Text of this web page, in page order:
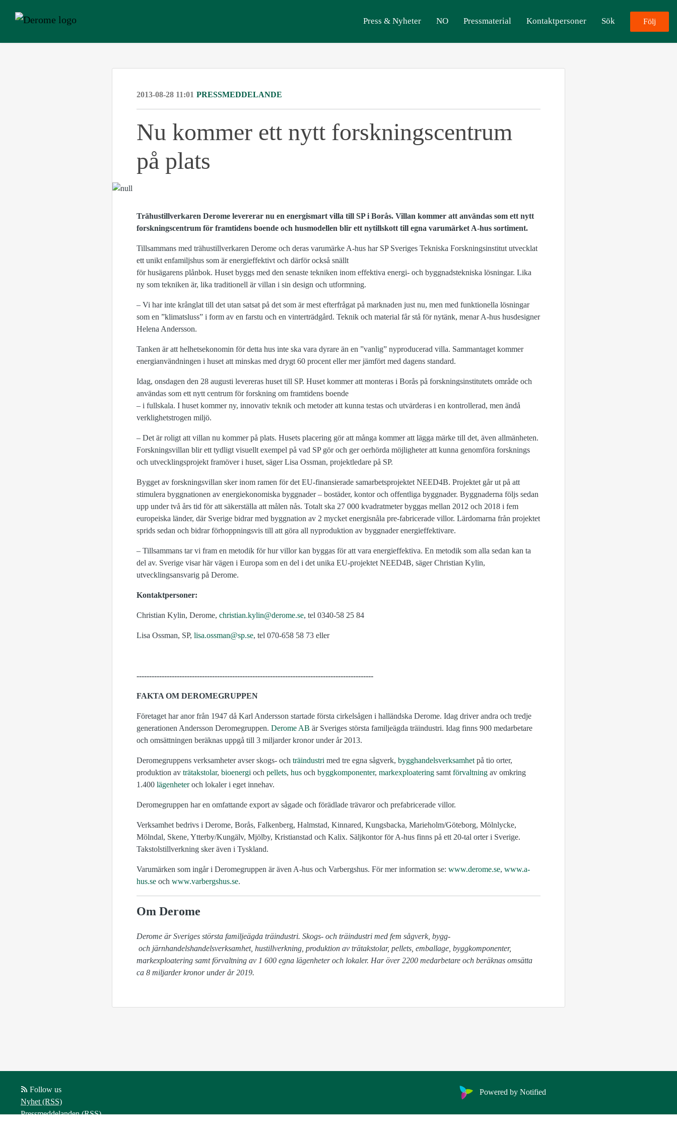
Press & Nyheter NO Pressmaterial Kontaktpersoner Sök Följ
2013-08-28 11:01 PRESSMEDDELANDE
Nu kommer ett nytt forskningscentrum
på plats
Trähustillverkaren Derome levererar nu en energismart villa till SP i Borås. Villan kommer att användas som ett nytt
forskningscentrum för framtidens boende och husmodellen blir ett nytillskott till egna varumärket A-hus sortiment.
Tillsammans med trähustillverkaren Derome och deras varumärke A-hus har SP Sveriges Tekniska Forskningsinstitut utvecklat
ett unikt enfamiljshus som är energieffektivt och därför också snällt
för husägarens plånbok. Huset byggs med den senaste tekniken inom effektiva energi- och byggnadstekniska lösningar. Lika
ny som tekniken är, lika traditionell är villan i sin design och utformning.
– Vi har inte krånglat till det utan satsat på det som är mest efterfrågat på marknaden just nu, men med funktionella lösningar
som en ”klimatsluss” i form av en farstu och en vinterträdgård. Teknik och material får stå för nytänk, menar A-hus husdesigner
Helena Andersson.
Tanken är att helhetsekonomin för detta hus inte ska vara dyrare än en ”vanlig” nyproducerad villa. Sammantaget kommer
energianvändningen i huset att minskas med drygt 60 procent eller mer jämfört med dagens standard.
Idag, onsdagen den 28 augusti levereras huset till SP. Huset kommer att monteras i Borås på forskningsinstitutets område och
användas som ett nytt centrum för forskning om framtidens boende
– i fullskala. I huset kommer ny, innovativ teknik och metoder att kunna testas och utvärderas i en kontrollerad, men ändå
verklighetstrogen miljö.
– Det är roligt att villan nu kommer på plats. Husets placering gör att många kommer att lägga märke till det, även allmänheten.
Forskningsvillan blir ett tydligt visuellt exempel på vad SP gör och ger oerhörda möjligheter att kunna genomföra forsknings
och utvecklingsprojekt framöver i huset, säger Lisa Ossman, projektledare på SP.
Bygget av forskningsvillan sker inom ramen för det EU-finansierade samarbetsprojektet NEED4B. Projektet går ut på att
stimulera byggnationen av energiekonomiska byggnader – bostäder, kontor och offentliga byggnader. Byggnaderna följs sedan
upp under två års tid för att säkerställa att målen nås. Totalt ska 27 000 kvadratmeter byggas mellan 2012 och 2018 i fem
europeiska länder, där Sverige bidrar med byggnation av 2 mycket energisnåla pre-fabricerade villor. Lärdomarna från projektet
sprids sedan och bidrar förhoppningsvis till att göra all nyproduktion av byggnader energieffektivare.
– Tillsammans tar vi fram en metodik för hur villor kan byggas för att vara energieffektiva. En metodik som alla sedan kan ta
del av. Sverige visar här vägen i Europa som en del i det unika EU-projektet NEED4B, säger Christian Kylin,
utvecklingsansvarig på Derome.
Kontaktpersoner:
Christian Kylin, Derome, christian.kylin@derome.se, tel 0340-58 25 84
Lisa Ossman, SP, lisa.ossman@sp.se, tel 070-658 58 73 eller
----------------------------------------------------------------------------------------------
FAKTA OM DEROMEGRUPPEN
Företaget har anor från 1947 då Karl Andersson startade första cirkelsågen i halländska Derome. Idag driver andra och tredje
generationen Andersson Deromegruppen. Derome AB är Sveriges största familjeägda träindustri. Idag finns 900 medarbetare
och omsättningen beräknas uppgå till 3 miljarder kronor under år 2013.
Deromegruppens verksamheter avser skogs- och träindustri med tre egna sågverk, bygghandelsverksamhet på tio orter,
produktion av trätakstolar, bioenergi och pellets, hus och byggkomponenter, markexploatering samt förvaltning av omkring
1.400 lägenheteroch lokaler i eget innehav.
Deromegruppen har en omfattande export av sågade och förädlade trävaror och prefabricerade villor.
Verksamhet bedrivs i Derome, Borås, Falkenberg, Halmstad, Kinnared, Kungsbacka, Marieholm/Göteborg, Mölnlycke,
Mölndal, Skene, Ytterby/Kungälv, Mjölby, Kristianstad och Kalix. Säljkontor för A-hus finns på ett 20-tal orter i Sverige.
Takstolstillverkning sker även i Tyskland.
Varumärken som ingår i Deromegruppen är även A-hus och Varbergshus. För mer information se: www.derome.se, www.a-
hus.se och www.varbergshus.se.
Om Derome
Derome är Sveriges största familjeägda träindustri. Skogs- och träindustri med fem sågverk, bygg-
markexploatering samt förvaltning av 1 600 egna lägenheter och lokaler. Har över 2200 medarbetare och beräknas omsätta
ca 8 miljarder kronor under år 2019.
Follow us
Nyhet (RSS)
Pressmeddelanden (RSS)
Powered by Notified